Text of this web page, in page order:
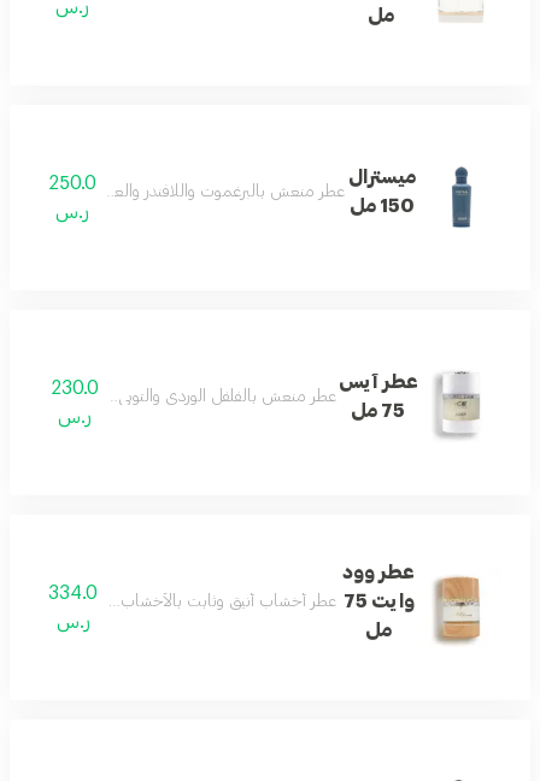
مل
ر.س
ميسترال
150 مل
عطر منعش بالبرغموت واللافندر والعنبر يمنح دفئاً
250.0
ر.س
عطر آيس
75 مل
عطر منعش بالفلفل الوردي والتوبي روز مع المسك
230.0
ر.س
عطر وود
وايت 75
مل
عطر أخشاب أنيق وثابت بالأخشاب البيضاء يمنح
334.0
ر.س